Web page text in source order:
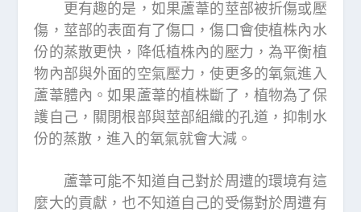
更有趣的是，如果蘆葦的莖部被折傷或壓
傷，莖部的表面有了傷口，傷口會使植株內水
份的蒸散更快，降低植株內的壓力，為平衡植
物內部與外面的空氣壓力，使更多的氧氣進入
蘆葦體內。如果蘆葦的植株斷了，植物為了保
護自己，關閉根部與莖部組織的孔道，抑制水
份的蒸散，進入的氧氣就會大減。
蘆葦可能不知道自己對於周遭的環境有這
麼大的貢獻，也不知道自己的受傷對於周遭有